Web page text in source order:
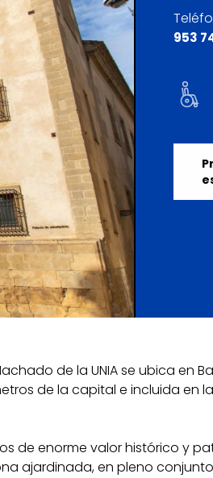
953
de la UNIA se ubica en
de la capital e incluida en
de enorme valor histórico y
ajardinada, en pleno